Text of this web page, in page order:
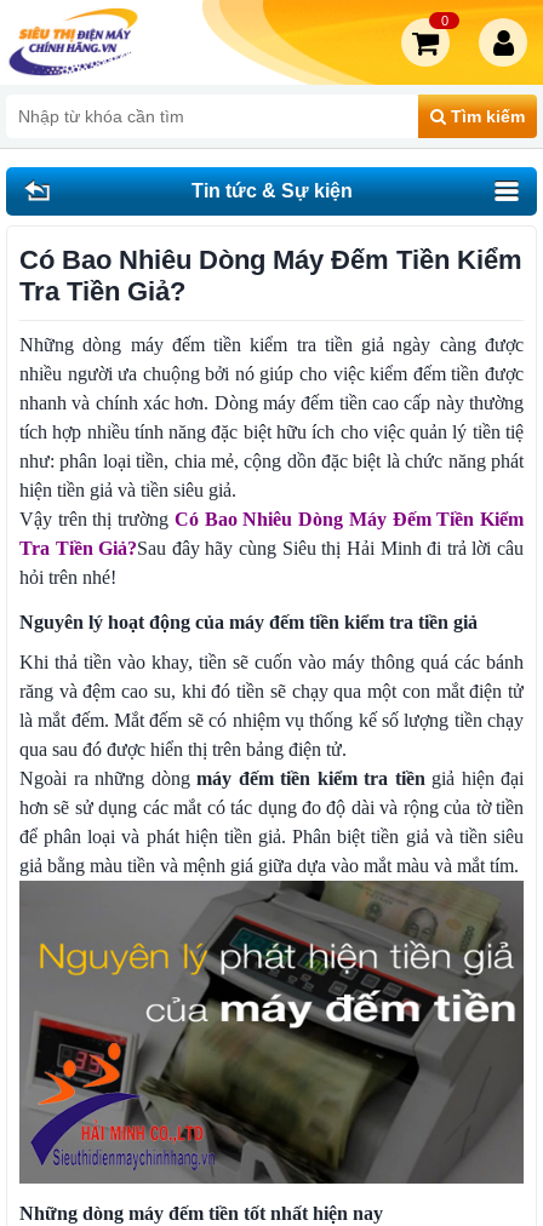
Tìm kiếm
0
Tin tức & Sự kiện
Có Bao Nhiêu Dòng Máy Đếm Tiền Kiểm
Tra Tiền Giả?
Những dòng máy đếm tiền kiểm tra tiền giả ngày càng được
nhiều người ưa chuộng bởi nó giúp cho việc kiểm đếm tiền được
nhanh và chính xác hơn. Dòng máy đếm tiền cao cấp này thường
tích hợp nhiều tính năng đặc biệt hữu ích cho việc quản lý tiền tiệ
như: phân loại tiền, chia mẻ, cộng dồn đặc biệt là chức năng phát
hiện tiền giả và tiền siêu giả.
Vậy trên thị trường Có Bao Nhiêu Dòng Máy Đếm Tiền Kiểm
Tra Tiền Giả?Sau đây hãy cùng Siêu thị Hải Minh đi trả lời câu
hỏi trên nhé!
Nguyên lý hoạt động của máy đếm tiền kiểm tra tiền giả
Khi thả tiền vào khay, tiền sẽ cuốn vào máy thông quá các bánh
răng và đệm cao su, khi đó tiền sẽ chạy qua một con mắt điện tử
là mắt đếm. Mắt đếm sẽ có nhiệm vụ thống kế số lượng tiền chạy
qua sau đó được hiển thị trên bảng điện tử.
Ngoài ra những dòng máy đếm tiền kiểm tra tiền giả hiện đại
hơn sẽ sử dụng các mắt có tác dụng đo độ dài và rộng của tờ tiền
để phân loại và phát hiện tiền giả. Phân biệt tiền giả và tiền siêu
giả bằng màu tiền và mệnh giá giữa dựa vào mắt màu và mắt tím.
Những dòng máy đếm tiền tốt nhất hiện nay